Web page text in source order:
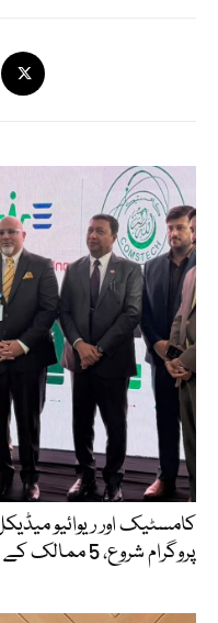
کامسٹیک اور ریوائیو
پروگرام شروع، 5 ممالک کے نوجوان منتخب